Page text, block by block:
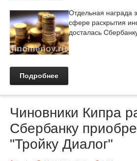
Отдельная награда
сфере раскрытия
досталась
Подробнее
Чиновники Кипра
Сбербанку
"Тройку Диалог"